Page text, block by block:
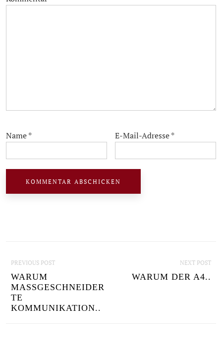
Name* E-Mail-Adresse*
O
S
T
PREVIOUS POST
WARUM
MASSGESCHNEIDERT
E K
OMMUNIKATION..
NEXT POST
WARUM DER A4..